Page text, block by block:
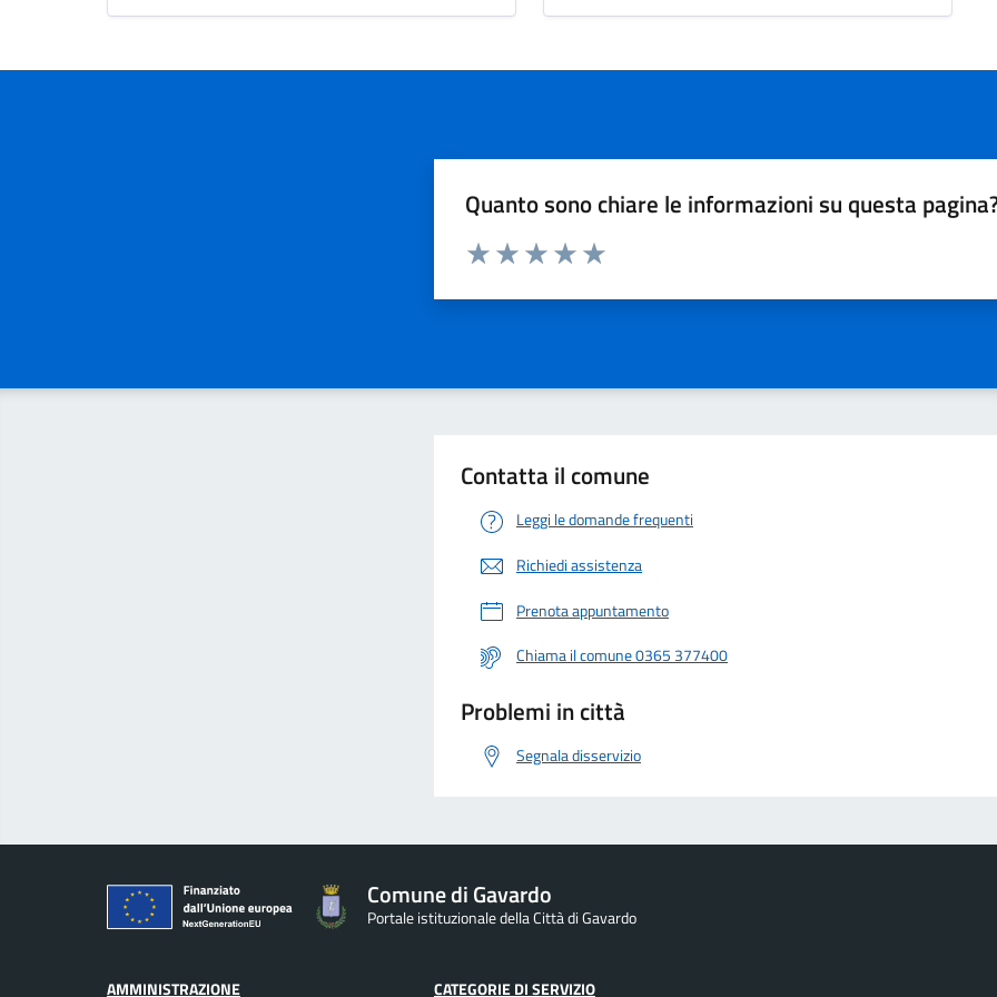
Quanto sono chiare le informazioni su questa
Valuta da 1 a 5 stelle la pagina
Contatta il comune
Leggi le domande frequenti
Richiedi assistenza
Prenota appuntamento
Chiama il comune 0365 377400
Problemi in città
Segnala disservizio
Comune di Gavardo
Portale istituzionale della Città di Gavardo
AMMINISTRAZIONE CATEGORIE DI SERVIZIO